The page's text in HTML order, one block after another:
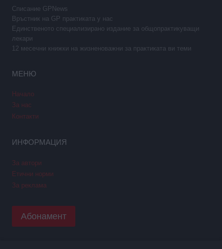
Списание GPNews
Връстник на GP практиката у нас
Единственото специализирано издание за общопрактикуващи
лекари
12 месечни книжки на жизненоважни за практиката ви теми
МЕНЮ
Начало
За нас
Контакти
ИНФОРМАЦИЯ
За автори
Етични норми
За реклама
Абонамент